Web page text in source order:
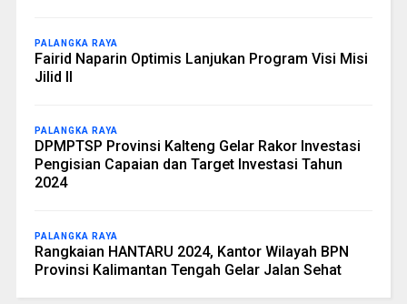
PALANGKA RAYA
Fairid Naparin Optimis Lanjukan Program Visi Misi
Jilid II
PALANGKA RAYA
DPMPTSP Provinsi Kalteng Gelar Rakor Investasi
Pengisian Capaian dan Target Investasi Tahun
2024
PALANGKA RAYA
Rangkaian HANTARU 2024, Kantor Wilayah BPN
Provinsi Kalimantan Tengah Gelar Jalan Sehat